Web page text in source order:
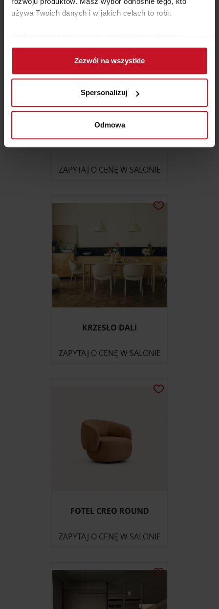
używa Twoich danych i w jakich celach to robi.
Gromadzić dane dotyczące Twojej lokalizacji
geograficznej z dokładnością nawet do kilku metrów
Identyfikować Twoje urządzenie, aktywnie
(fingerprinting, czyli wirtualny odcisk palca)
Dowiedz się więcej odnośnie tego, jak Twoje osobiste
dane są przetwarzane oraz ustaw własne preferencje w
zmienić lub wycofać swoją zgodę w dowolnej chwili.
Wykorzystujemy pliki cookie do spersonalizowania treści
korzystasz z naszej witryny, udostępniamy partnerom
otrzymanymi od Ciebie lub uzyskanymi podczas
korzystania z ich usług.
Zezwól na wszystkie
Spersonalizuj
Odmowa
STÓŁ MINC
ZAPYTAJ O CENĘ W SALONIE
KRZESŁO DALI
ZAPYTAJ O CENĘ W SALONIE
FOTEL CREO ROUND
ZAPYTAJ O CENĘ W SALONIE